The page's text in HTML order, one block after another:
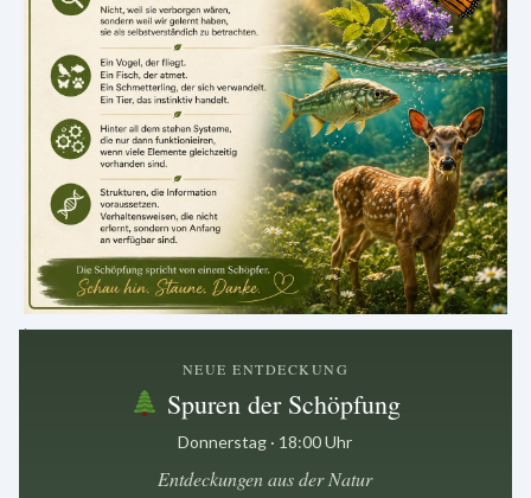
.
NEUE ENTDECKUNG
Spuren der Schöpfung
Donnerstag · 18:00 Uhr
Entdeckungen aus der Natur